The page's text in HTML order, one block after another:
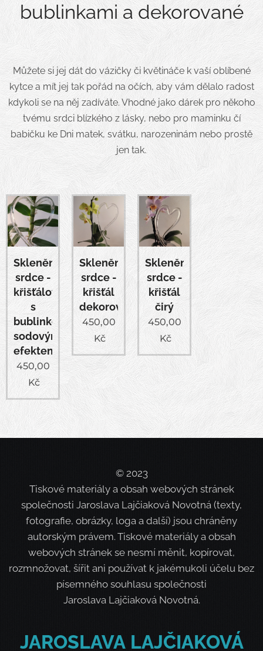
bublinkami a dekorované
Můžete si jej dát do vázičky či květináče k vaší oblíbené
kytce a mít jej tak pořád na očích, aby vám dělalo radost
kdykoli se na něj zadíváte. Vhodné jako dárek pro někoho
tvému srdci blízkého z lásky, nebo pro maminku čí
babičku ke Dni matek, svátku, narozeninám nebo prostě
jen tak..
Skleněné
srdce -
křišťálové
s
bublinkovým
sodovým
efektem
450,00
Kč
Skleněné
srdce -
křišťál
dekorovaný
450,00
Kč
Skleněné
srdce -
křišťál
čirý
450,00
Kč
© 2023
Tiskové materiály a obsah webových stránek
společnosti Jaroslava Lajčiaková Novotná (texty,
fotografie, obrázky, loga a další) jsou chráněny
autorským právem. Tiskové materiály a obsah
webových stránek se nesmí měnit, kopírovat,
rozmnožovat, šířit ani používat k jakémukoli účelu bez
písemného souhlasu společnosti
Jaroslava Lajčiaková Novotná.
JAROSLAVALAJČIAKOVÁ